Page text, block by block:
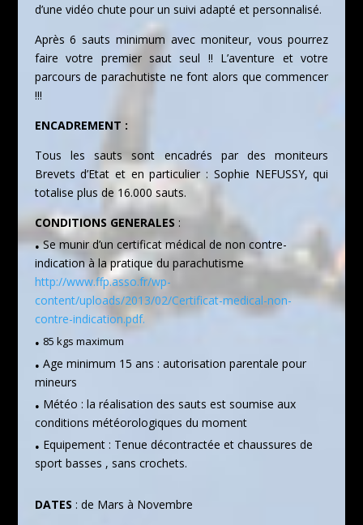
d’une vidéo chute pour un suivi adapté et personnalisé.
Après 6 sauts minimum avec moniteur, vous pourrez
faire votre premier saut seul !! L’aventure et votre
parcours de parachutiste ne font alors que commencer
!!!
ENCADREMENT :
Tous les sauts sont encadrés par des moniteurs
Brevets d’Etat et en particulier : Sophie NEFUSSY, qui
totalise plus de 16.000 sauts.
CONDITIONS GENERALES:
. Se munir d’un certificat médical de non contre-
indication à la pratique du parachutisme
http://www.ffp.asso.fr/wp-
content/uploads/2013/02/Certificat-medical-non-
contre-indication.pdf.
. 85 kgs maximum
. Age minimum 15 ans : autorisation parentale pour
mineurs
. Météo : la réalisation des sauts est soumise aux
conditions météorologiques du moment
. Equipement : Tenue décontractée et chaussures de
sport basses , sans crochets.
DATES : de Mars à Novembre